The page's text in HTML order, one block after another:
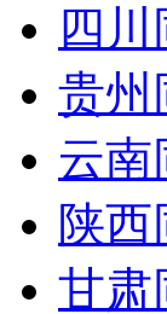
四
贵州
云南
陕
甘肃